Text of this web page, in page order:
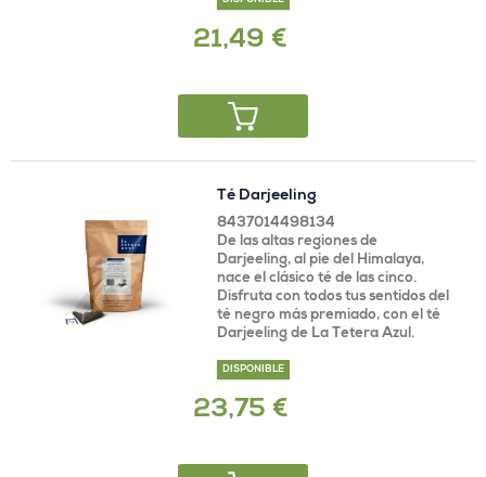
21,49 €
Té Darjeeling
8437014498134
De las altas regiones de
Darjeeling, al pie del Himalaya,
nace el clásico té de las cinco.
Disfruta con todos tus sentidos del
té negro más premiado, con el té
Darjeeling de La Tetera Azul.
DISPONIBLE
23,75 €